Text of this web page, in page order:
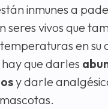
inmunes a
seres vivos que
en su
hay que darles
y darle